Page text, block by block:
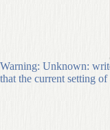
Warning: Unknown:
that the current setting